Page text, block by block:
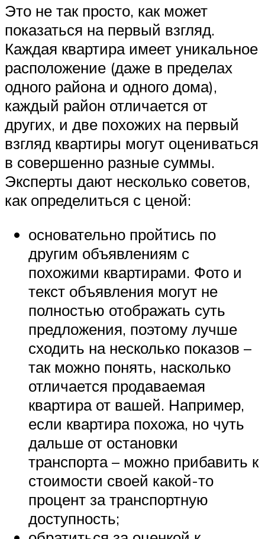
Это не так просто, как может
показаться на первый взгляд.
Каждая квартира имеет уникальное
расположение (даже в пределах
одного района и одного дома),
каждый район отличается от
других, и две похожих на первый
взгляд квартиры могут оцениваться
в совершенно разные суммы.
Эксперты дают несколько советов,
как определиться с ценой:
основательно пройтись по
другим объявлениям с
похожими квартирами. Фото и
текст объявления могут не
полностью отображать суть
предложения, поэтому лучше
сходить на несколько показов –
так можно понять, насколько
отличается продаваемая
квартира от вашей. Например,
если квартира похожа, но чуть
дальше от остановки
транспорта – можно прибавить к
стоимости своей какой-то
процент за транспортную
доступность;